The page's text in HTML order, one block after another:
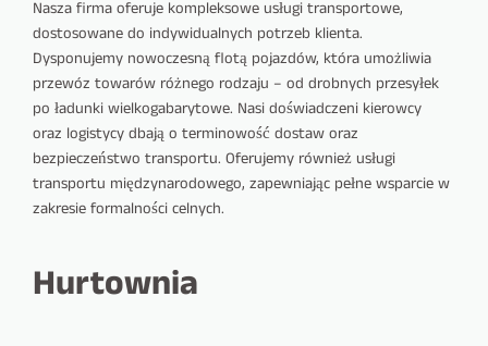
Nasza firma oferuje kompleksowe usługi transportowe,
dostosowane do indywidualnych potrzeb klienta.
Dysponujemy nowoczesną flotą pojazdów, która umożliwia
przewóz towarów różnego rodzaju – od drobnych przesyłek
po ładunki wielkogabarytowe. Nasi doświadczeni kierowcy
oraz logistycy dbają o terminowość dostaw oraz
bezpieczeństwo transportu. Oferujemy również usługi
transportu międzynarodowego, zapewniając pełne wsparcie w
zakresie formalności celnych.
Hurtownia